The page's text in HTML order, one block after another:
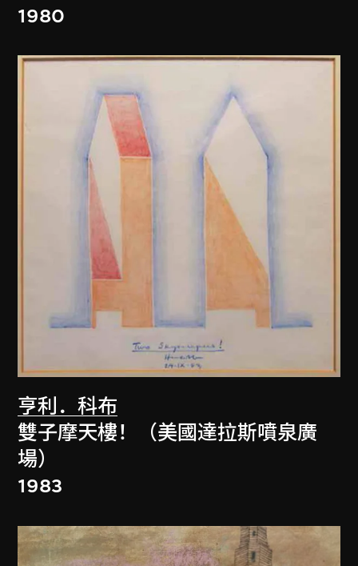
1980
亨利．科布
雙子摩天樓！（美國達拉斯噴泉廣
場）
1983